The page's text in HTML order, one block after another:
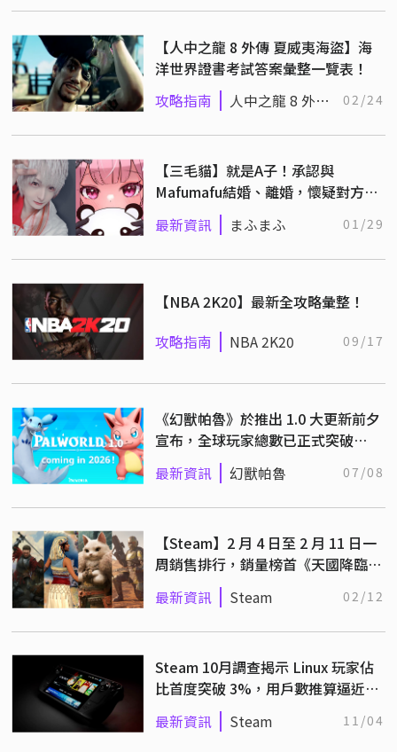
【人中之龍 8 外傳 夏威夷海盜】海
洋世界證書考試答案彙整一覽表！
攻略指南
人中之龍 8 外傳
02/24
【三毛貓】就是A子！承認與
Mafumafu結婚、離婚，懷疑對方外
遇但否認情勒一事
最新資訊 まふまふ 01/29
【NBA 2K20】最新全攻略彙整！
攻略指南 NBA 2K20 09/17
《幻獸帕魯》於推出 1.0 大更新前夕
宣布，全球玩家總數已正式突破
4000 萬人！
最新資訊 幻獸帕魯 07/08
【Steam】2 月 4 日至 2 月 11 日一
周銷售排行，銷量榜首《天國降臨：
救贖 2》
最新資訊 Steam 02/12
Steam 10月調查揭示 Linux 玩家佔
比首度突破 3%，用戶數推算逼近
400 萬人
最新資訊 Steam 11/04